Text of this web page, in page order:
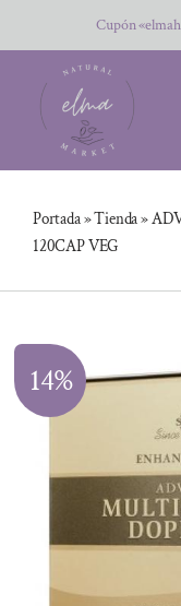
al
contenido
Cupón
Portada»Tienda»
120CAP VEG
14%